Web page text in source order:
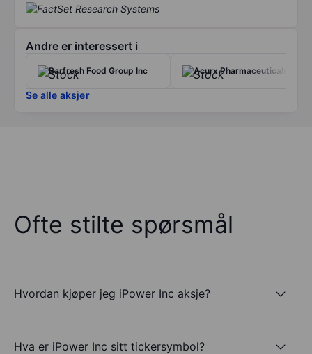
Andre er interessert i
Barfresh Food Group Inc Acurx Pharmaceuticals Inc
Se alle aksjer
Ofte stilte spørsmål
Hvordan kjøper jeg iPower Inc aksje?
Hva er iPower Inc sitt tickersymbol?